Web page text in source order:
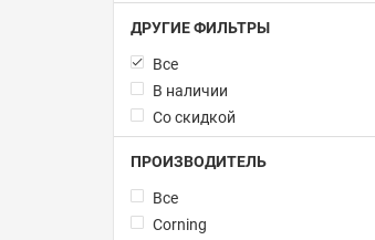
ДРУГИЕ ФИЛЬТРЫ
Все
В наличии
Со скидкой
ПРОИЗВОДИТЕЛЬ
Все
Corning